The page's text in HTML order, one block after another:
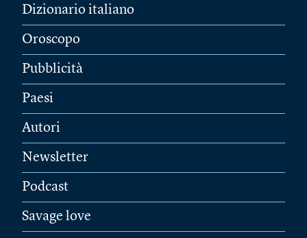
Dizionario italiano
Oroscopo
Pubblicità
Paesi
Autori
Newsletter
Podcast
Savage love